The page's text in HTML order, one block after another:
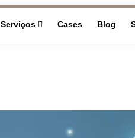
Serviços Cases Blog